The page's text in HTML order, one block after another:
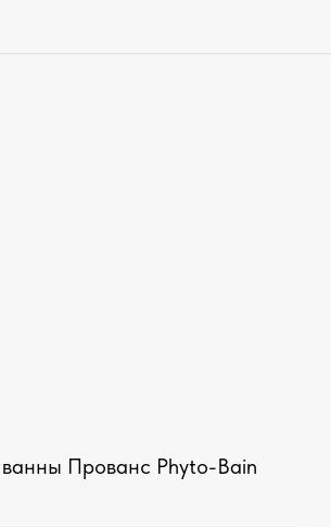
Прованс Phyto-Bain